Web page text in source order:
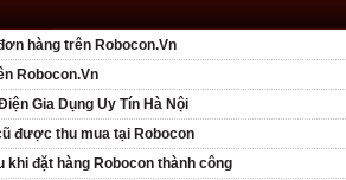
hàng trên Robocon.Vn
Robocon.Vn
Gia Dụng Uy Tín Hà Nội
được thu mua tại Robocon
khi đặt hàng Robocon thành công